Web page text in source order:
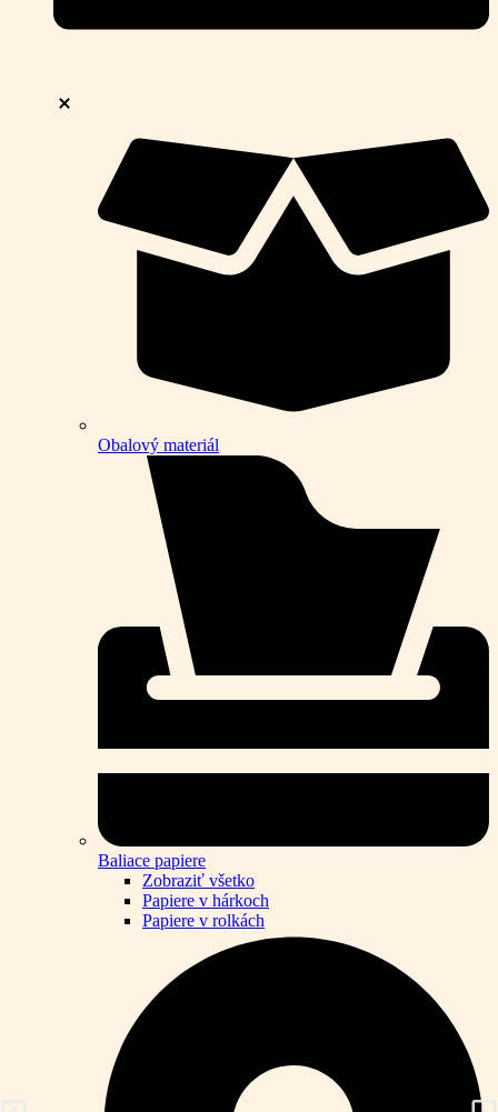
Obalový materiál
Baliace papiere
Zobraziť všetko
Papiere v hárkoch
Papiere v rolkách